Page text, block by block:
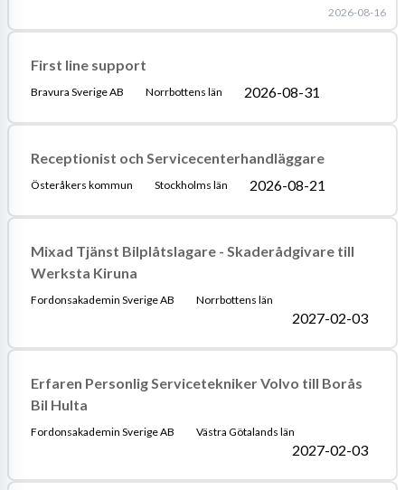
2026-08-16
First line support
Bravura Sverige AB Norrbottens län 2026-08-31
Receptionist och Servicecenterhandläggare
Österåkers kommun Stockholms län 2026-08-21
Mixad Tjänst Bilplåtslagare - Skaderådgivare till
Werksta Kiruna
Fordonsakademin Sverige AB Norrbottens län
2027-02-03
Erfaren Personlig Servicetekniker Volvo till Borås
Bil Hulta
Fordonsakademin Sverige AB Västra Götalands län
2027-02-03